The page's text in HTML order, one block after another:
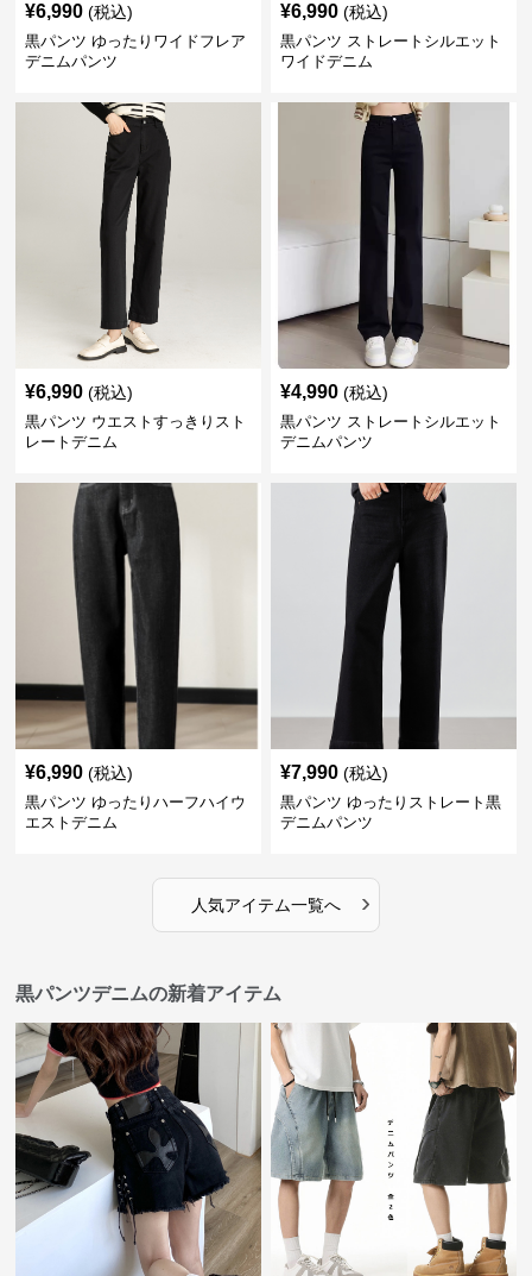
¥6,990 (税込)
黒パンツ ゆったりワイドフレア
デニムパンツ
¥6,990 (税込)
黒パンツ ストレートシルエット
ワイドデニム
¥6,990 (税込)
黒パンツ ウエストすっきりスト
レートデニム
¥4,990 (税込)
黒パンツ ストレートシルエット
デニムパンツ
¥6,990 (税込)
黒パンツ ゆったりハーフハイウ
エストデニム
¥7,990 (税込)
黒パンツ ゆったりストレート黒
デニムパンツ
人気アイテム一覧へ ›
黒パンツデニムの新着アイテム